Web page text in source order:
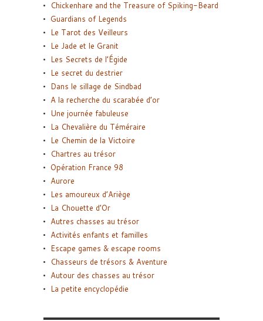
Chickenhare and the Treasure of Spiking-Beard
Guardians of Legends
Le Tarot des Veilleurs
Le Jade et le Granit
Les Secrets de l’Égide
Le secret du destrier
Dans le sillage de Sindbad
A la recherche du scarabée d’or
Une journée fabuleuse
La Chevalière du Téméraire
Le Chemin de la Victoire
Chartres au trésor
Opération France 98
Aurore
Les amoureux d’Ariège
La Chouette d’Or
Autres chasses au trésor
Activités enfants et familles
Escape games & escape rooms
Chasseurs de trésors & Aventure
Autour des chasses au trésor
La petite encyclopédie